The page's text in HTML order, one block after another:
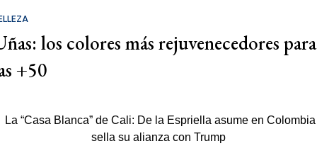
los colores más rejuvenecedores para
+50